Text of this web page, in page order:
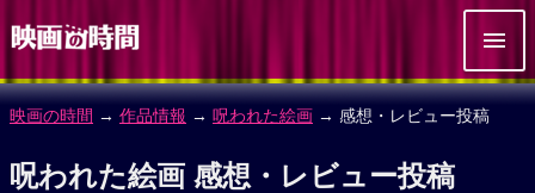
映画の時間 → 作品情報 → 呪われた絵画 → 感想・レビュー投稿
呪われた絵画 感想・レビュー投稿